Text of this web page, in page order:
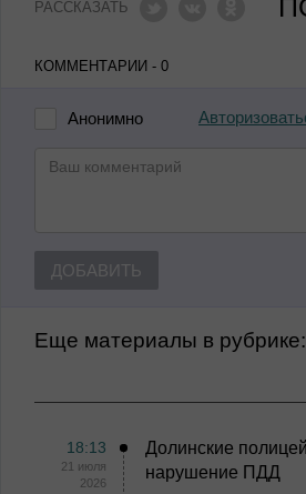
РАССКАЗАТЬ
КОММЕНТАРИИ - 0
Анонимно
ДОБАВИТЬ
Еще материалы в рубрике:
18:13
21 июля
2026
Долинские
нарушение ПДД